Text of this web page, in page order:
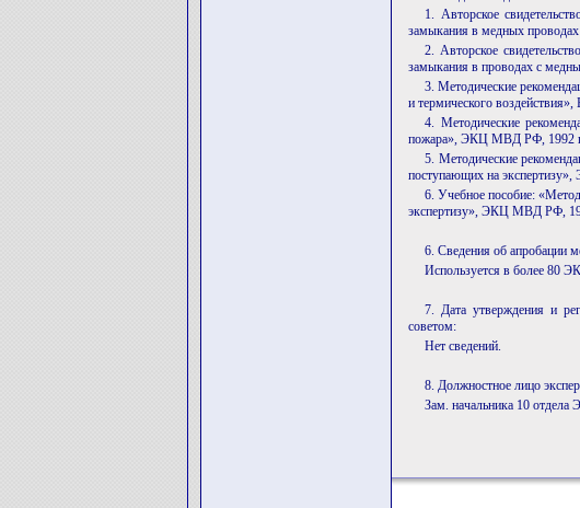
1. Авторское
замыкания в медных
2. Авторское
замыкания в проводах с
3. Методические
и термического
4. Методические
пожара», ЭКЦ МВД РФ, 1992
5. Методические
поступающих на
6. Учебное пособие:
экспертизу», ЭКЦ МВД РФ,
6. Сведения об апробации
Используется в более
7. Дата утверждения и
советом:
Нет сведений.
8. Должностное лицо
Зам. начальника 10